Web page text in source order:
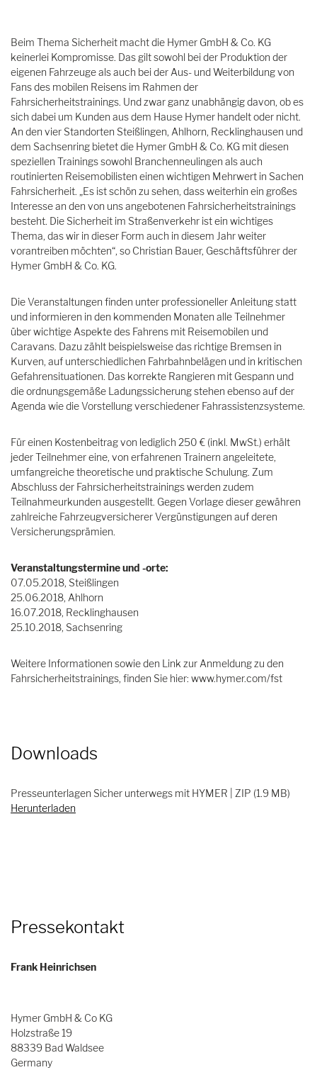
Beim Thema Sicherheit macht die Hymer GmbH & Co. KG
keinerlei Kompromisse. Das gilt sowohl bei der Produktion der
eigenen Fahrzeuge als auch bei der Aus- und Weiterbildung von
Fans des mobilen Reisens im Rahmen der
Fahrsicherheitstrainings. Und zwar ganz unabhängig davon, ob es
sich dabei um Kunden aus dem Hause Hymer handelt oder nicht.
An den vier Standorten Steißlingen, Ahlhorn, Recklinghausen und
dem Sachsenring bietet die Hymer GmbH & Co. KG mit diesen
speziellen Trainings sowohl Branchenneulingen als auch
routinierten Reisemobilisten einen wichtigen Mehrwert in Sachen
Fahrsicherheit. „Es ist schön zu sehen, dass weiterhin ein großes
Interesse an den von uns angebotenen Fahrsicherheitstrainings
besteht. Die Sicherheit im Straßenverkehr ist ein wichtiges
Thema, das wir in dieser Form auch in diesem Jahr weiter
vorantreiben möchten“, so Christian Bauer, Geschäftsführer der
Hymer GmbH & Co. KG.
Die Veranstaltungen finden unter professioneller Anleitung statt
und informieren in den kommenden Monaten alle Teilnehmer
über wichtige Aspekte des Fahrens mit Reisemobilen und
Caravans. Dazu zählt beispielsweise das richtige Bremsen in
Kurven, auf unterschiedlichen Fahrbahnbelägen und in kritischen
Gefahrensituationen. Das korrekte Rangieren mit Gespann und
die ordnungsgemäße Ladungssicherung stehen ebenso auf der
Agenda wie die Vorstellung verschiedener Fahrassistenzsysteme.
Für einen Kostenbeitrag von lediglich 250 € (inkl. MwSt.) erhält
jeder Teilnehmer eine, von erfahrenen Trainern angeleitete,
umfangreiche theoretische und praktische Schulung. Zum
Abschluss der Fahrsicherheitstrainings werden zudem
Teilnahmeurkunden ausgestellt. Gegen Vorlage dieser gewähren
zahlreiche Fahrzeugversicherer Vergünstigungen auf deren
Versicherungsprämien.
Veranstaltungstermine und -orte:
07.05.2018, Steißlingen
25.06.2018, Ahlhorn
16.07.2018, Recklinghausen
25.10.2018, Sachsenring
Weitere Informationen sowie den Link zur Anmeldung zu den
Fahrsicherheitstrainings, finden Sie hier: www.hymer.com/fst
Downloads
Presseunterlagen Sicher unterwegs mit HYMER | ZIP (1.9 MB)
Herunterladen
Pressekontakt
Frank Heinrichsen
Hymer GmbH & Co KG
Holzstraße 19
88339 Bad Waldsee
Germany